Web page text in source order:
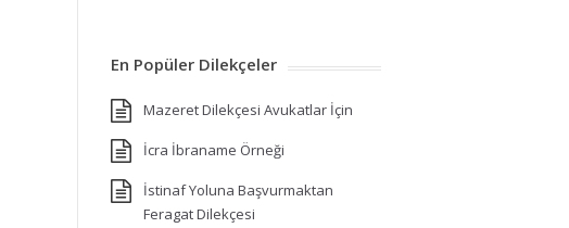
En Popüler Dilekçeler
Mazeret Dilekçesi Avukatlar İçin
İcra İbraname Örneği
İstinaf Yoluna Başvurmaktan
Feragat Dilekçesi